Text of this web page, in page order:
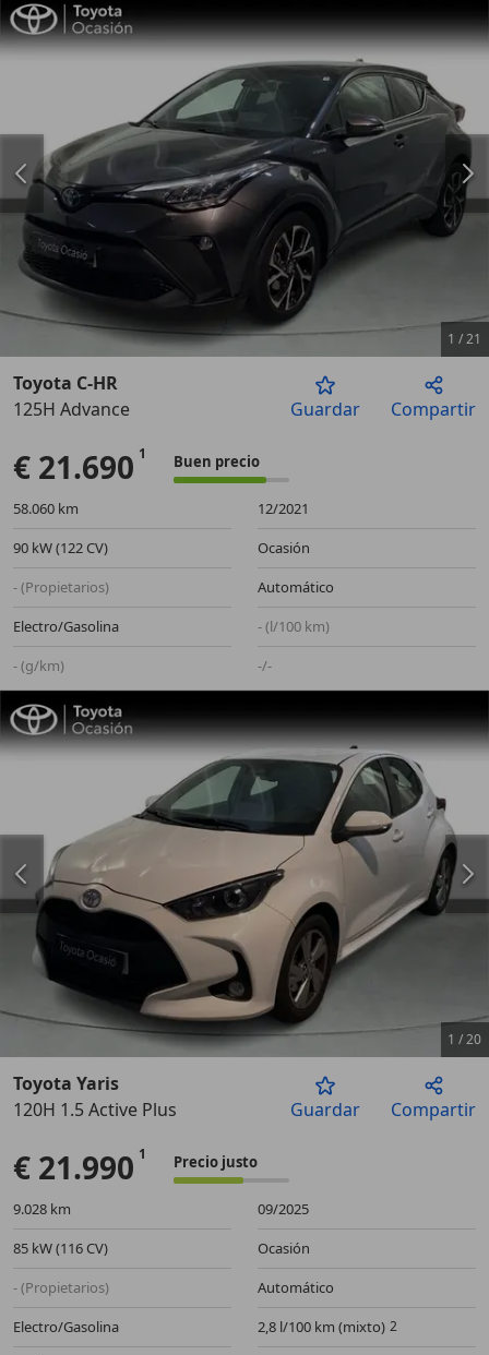
Anterior
1 /21
Toyota C-HR
125H Advance
Guardar Compartir
€ 21.690 Buen precio
58.060 km
12/2021
90 kW (122 CV)
Ocasión
- (Propietarios)
Automático
Electro/Gasolina
- (l/100 km)
- (g/km)
-/-
Anterior
1 /20
Toyota Yaris
120H 1.5 Active Plus
Guardar Compartir
€ 21.990 Precio justo
9.028 km
09/2025
85 kW (116 CV)
Ocasión
- (Propietarios)
Automático
Electro/Gasolina
2,8 l/100 km (mixto)